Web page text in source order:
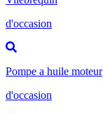
d'occasion
Pompe a huile moteur
d'occasion